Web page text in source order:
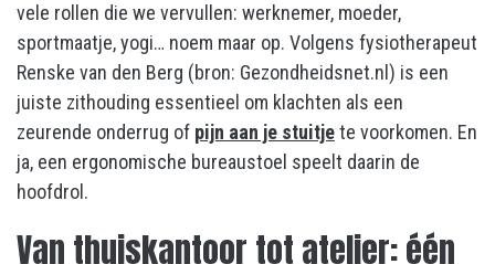
vele rollen die we vervullen: werknemer, moeder,
sportmaatje, yogi… noem maar op. Volgens fysiotherapeut
Renske van den Berg (bron: Gezondheidsnet.nl) is een
juiste zithouding essentieel om klachten als een
zeurende onderrug of pijn aan je stuitjete voorkomen. En
ja, een ergonomische bureaustoel speelt daarin de
hoofdrol.
Van thuiskantoor tot atelier: één